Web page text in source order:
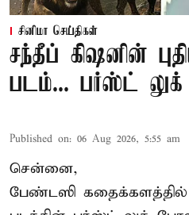
சினிமா செய்திகள்
சந்தீப் கிஷனின்
படம்... பர்ஸ்ட் லுக்
Published on: 06 Aug 2026, 5:55 am
சென்னை,
பேண்டஸி கதைக்களத்தில்